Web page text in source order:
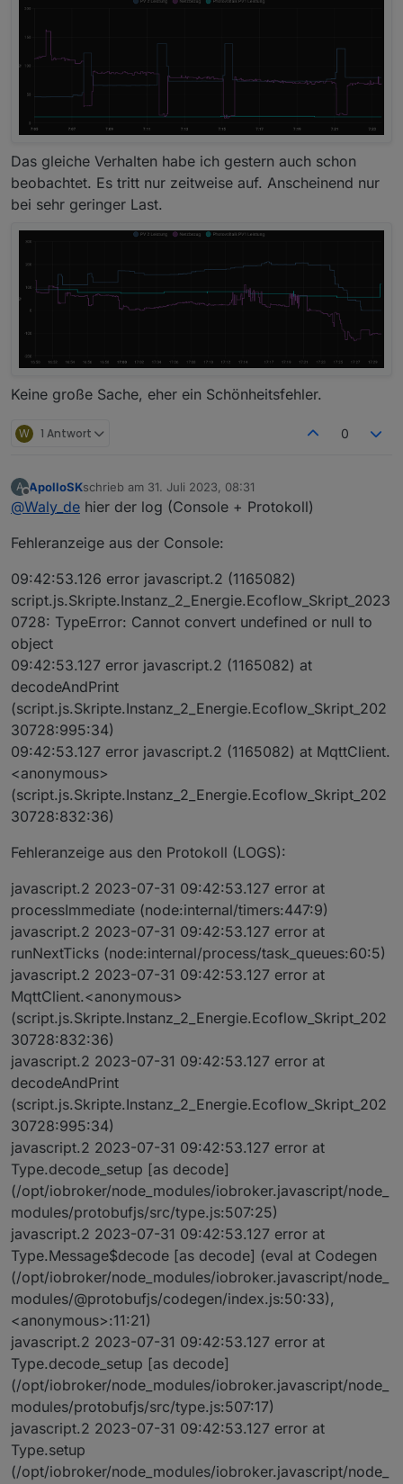
Das gleiche Verhalten habe ich gestern auch schon
beobachtet. Es tritt nur zeitweise auf. Anscheinend nur
bei sehr geringer Last.
Keine große Sache, eher ein Schönheitsfehler.
W 1 Antwort 0
A
Offline
ApolloSKschrieb am 31. Juli 2023, 08:31
zuletzt editiert von
@Waly_de hier der log (Console + Protokoll)
Fehleranzeige aus der Console:
09:42:53.126 error javascript.2 (1165082)
script.js.Skripte.Instanz_2_Energie.Ecoflow_Skript_2023
0728: TypeError: Cannot convert undefined or null to
object
09:42:53.127 error javascript.2 (1165082) at
decodeAndPrint
(script.js.Skripte.Instanz_2_Energie.Ecoflow_Skript_202
30728:995:34)
09:42:53.127 error javascript.2 (1165082) at MqttClient.
<anonymous>
(script.js.Skripte.Instanz_2_Energie.Ecoflow_Skript_202
30728:832:36)
Fehleranzeige aus den Protokoll (LOGS):
javascript.2 2023-07-31 09:42:53.127 error at
processImmediate (node:internal/timers:447:9)
javascript.2 2023-07-31 09:42:53.127 error at
runNextTicks (node:internal/process/task_queues:60:5)
javascript.2 2023-07-31 09:42:53.127 error at
MqttClient.<anonymous>
(script.js.Skripte.Instanz_2_Energie.Ecoflow_Skript_202
30728:832:36)
javascript.2 2023-07-31 09:42:53.127 error at
decodeAndPrint
(script.js.Skripte.Instanz_2_Energie.Ecoflow_Skript_202
30728:995:34)
javascript.2 2023-07-31 09:42:53.127 error at
Type.decode_setup [as decode]
(/opt/iobroker/node_modules/iobroker.javascript/node_
modules/protobufjs/src/type.js:507:25)
javascript.2 2023-07-31 09:42:53.127 error at
Type.Message$decode [as decode] (eval at Codegen
(/opt/iobroker/node_modules/iobroker.javascript/node_
modules/@protobufjs/codegen/index.js:50:33),
<anonymous>:11:21)
javascript.2 2023-07-31 09:42:53.127 error at
Type.decode_setup [as decode]
(/opt/iobroker/node_modules/iobroker.javascript/node_
modules/protobufjs/src/type.js:507:17)
javascript.2 2023-07-31 09:42:53.127 error at
Type.setup
(/opt/iobroker/node_modules/iobroker.javascript/node_